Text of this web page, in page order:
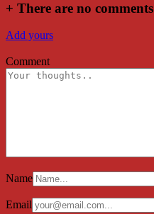
+ There are no comments
Add yours
Comment
Name
Email